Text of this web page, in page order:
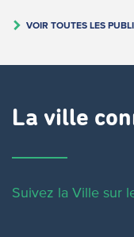
VOIR TOUTES LES
La ville
Suivez la Ville sur